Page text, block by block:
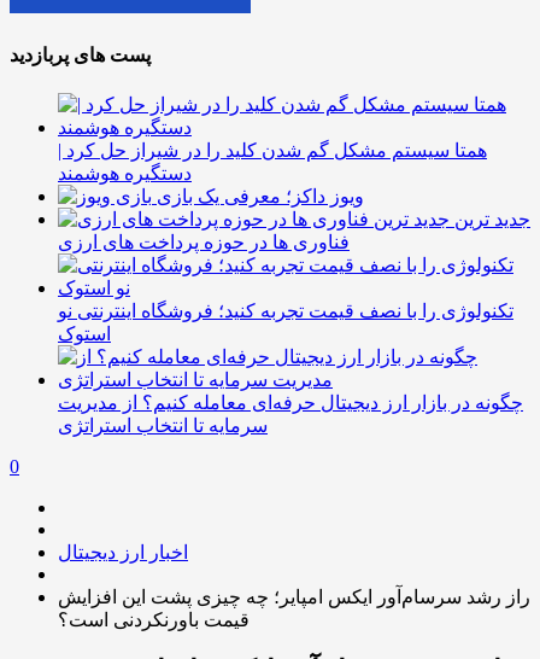
پست های پربازدید
همتا سیستم مشکل گم شدن کلید را در شیراز حل کرد |
دستگیره هوشمند
ویوز داکز؛ معرفی یک بازی
جدید ترین
فناوری ها در حوزه پرداخت های ارزی
تکنولوژی را با نصف قیمت تجربه کنید؛ فروشگاه اینترنتی نو
استوک
چگونه در بازار ارز دیجیتال حرفه‌ای معامله کنیم؟ از مدیریت
سرمایه تا انتخاب استراتژی
0
اخبار ارز دیجیتال
راز رشد سرسام‌آور ایکس امپایر؛ چه چیزی پشت این افزایش
قیمت باورنکردنی است؟